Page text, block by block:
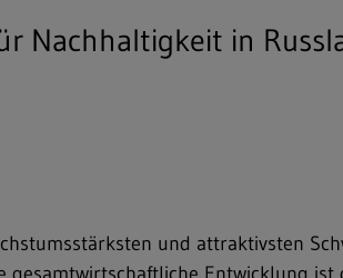
Nachhaltigkeit in
und attraktivsten